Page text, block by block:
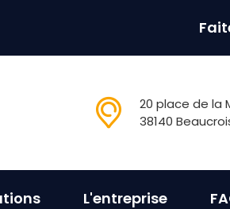
20 place de la
38140
L'entreprise